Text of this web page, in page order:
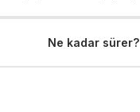
Ne kadar sürer?